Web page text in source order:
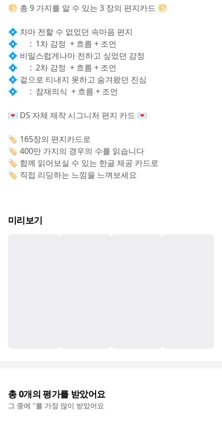
🌕 총 9 가지를 알 수 있는 3 장의 편지카드 🌕
💠 차마 전할 수 없었던 속마음 편지
💠      :  1차 감정  + 흐름 + 조언
💠 비밀스럽게나마 전하고 싶었던 감정
💠      :  2차 감정  + 흐름 + 조언
💠 겉으로 티내지 못하고 숨겨왔던 진심
💠      :  잠재의식  + 흐름 + 조언
💌 DS 자체 제작 시그니처 편지 카드 💌
🏷 165장의 편지카드로
🏷 400만 가지의 경우의 수를 읽습니다
🏷 함께 읽어보실 수 있는 한글 제공 카드로
🏷 직접 리딩하는 느낌을 느껴보세요
미리보기
총0개의 평가를 받았어요
그 중에 ''를 가장 많이 받았어요